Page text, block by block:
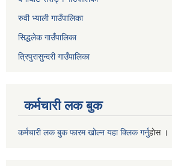
रुवी भ्याली गाउँपालिका
सिद्धलेक गाउँपालिका
त्रिपुरासुन्दरी गाउँपालिका
कर्मचारी लक बुक
कर्मचारी लक बुक फारम खोल्न यहा क्लिक गर्नुहाेस ।